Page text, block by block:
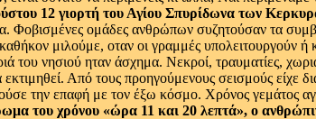
12 γιορτή του Αγίου Σπυρίδωνα των
Φοβισμένες ομάδες ανθρώπων συζητούσαν τα
μιλούμε, οταν οι γραμμές υπολειτουργούν
του νησιού ηταν άσχημα. Νεκροί, τραυματίες,
Από τους προηγούμενους σεισμούς
την επαφή με τον έξω κόσμο. Χρόνος γεμάτος
του χρόνου «ώρα 11 και 20 λεπτά», ο